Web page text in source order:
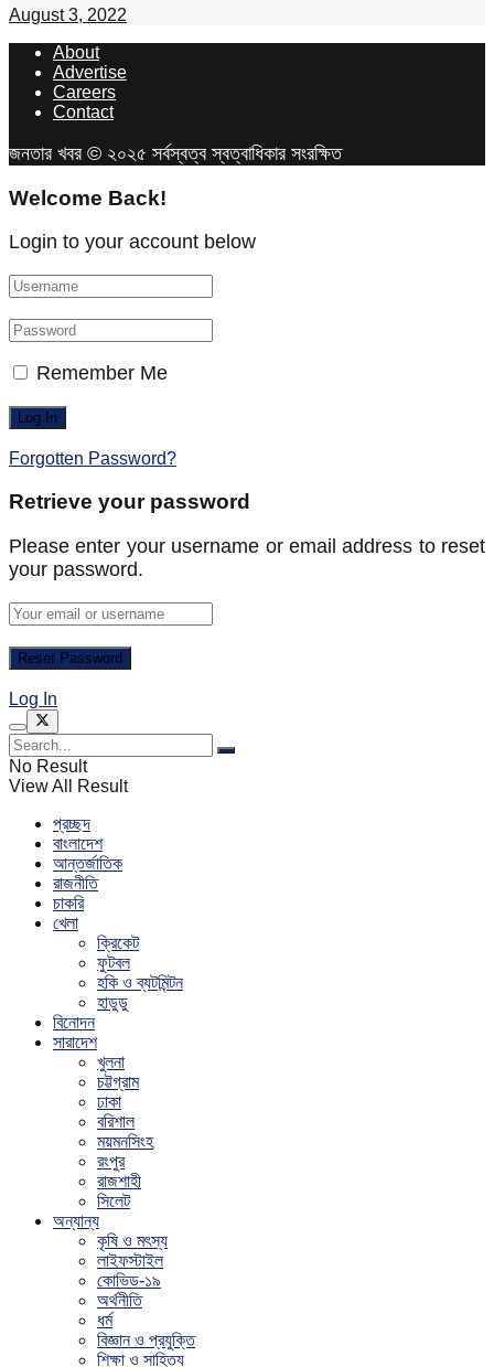
August 3, 2022
About
Advertise
Careers
Contact
জনতার খবর © ২০২৫ সর্বস্বত্ব স্বত্বাধিকার সংরক্ষিত
Welcome Back!
Login to your account below
Remember Me
Forgotten Password?
Retrieve your password
Please enter your username or email address to reset
your password.
Log In
No Result
View All Result
প্রচ্ছদ
বাংলাদেশ
আন্তর্জাতিক
রাজনীতি
চাকরি
খেলা
ক্রিকেট
ফুটবল
হকি ও ব্যটমিন্টন
হাডুডু
বিনোদন
সারাদেশ
খুলনা
চট্টগ্রাম
ঢাকা
বরিশাল
ময়মনসিংহ
রংপুর
রাজশাহী
সিলেট
অন্যান্য
কৃষি ও মৎস্য
লাইফস্টাইল
কোভিড-১৯
অর্থনীতি
ধর্ম
বিজ্ঞান ও প্রযুক্তি
শিক্ষা ও সাহিত্য